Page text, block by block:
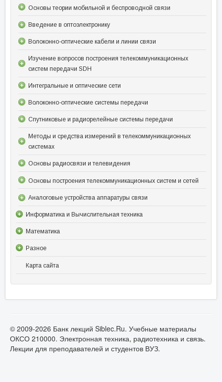
Основы теории мобильной и беспроводной связи
Введение в оптоэлектронику
Волоконно-оптические кабели и линии связи
Изучение вопросов построения телекоммуникационных
систем передачи SDH
Интегральные и оптические сети
Волоконно-оптические системы передачи
Спутниковые и радиорелейные системы передачи
Методы и средства измерений в телекоммуникационных
системах
Основы радиосвязи и телевидения
Основы построения телекоммуникационных систем и сетей
Аналоговые устройства аппаратуры связи
Информатика и Вычислительная техника
Математика
Разное
Карта сайта
© 2009-2026 Банк лекций Siblec.Ru. Учебные материалы
ОКСО 210000. Электронная техника, радиотехника и связь.
Лекции для преподавателей и студентов ВУЗ.